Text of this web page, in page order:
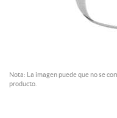
Nota: La imagen puede que no se
producto.